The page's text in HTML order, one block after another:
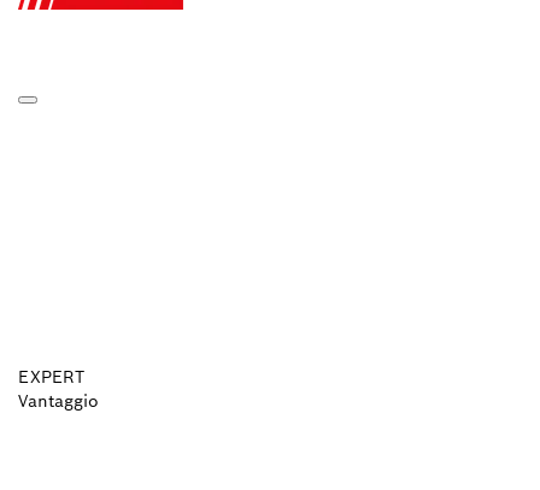
EXPERT
Vantaggio